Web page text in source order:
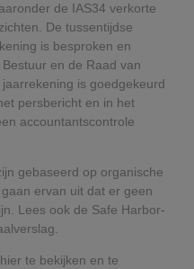
de IAS34 verkorte
De tussentijdse
is besproken en
en de Raad van
is goedgekeurd
persbericht en in het
accountantscontrole
gebaseerd op organische
ervan uit dat er geen
Lees ook de Safe Harbor-
te bekijken en te